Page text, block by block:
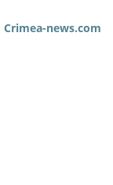
Crimea-news.com